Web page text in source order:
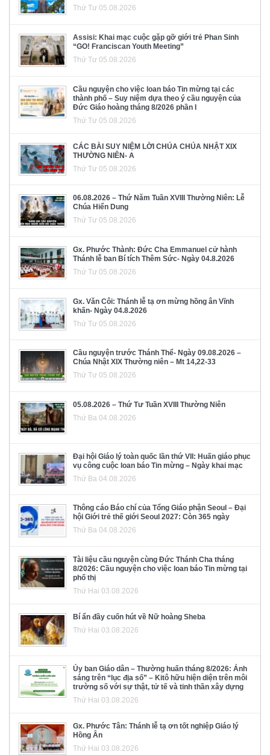
Thứ Tư 05.08.2026
Assisi: Khai mạc cuộc gặp gỡ giới trẻ Phan Sinh
“GO! Franciscan Youth Meeting”
Thứ Tư 05.08.2026
Cầu nguyện cho việc loan báo Tin mừng tại các
thành phố – Suy niệm dựa theo ý cầu nguyện của
Đức Giáo hoàng tháng 8/2026 phần I
Thứ Tư 05.08.2026
CÁC BÀI SUY NIỆM LỜI CHÚA CHÚA NHẬT XIX
THƯỜNG NIÊN- A
Thứ Tư 05.08.2026
06.08.2026 – Thứ Năm Tuần XVIII Thường Niên: Lễ
Chúa Hiển Dung
Thứ Tư 05.08.2026
Gx. Phước Thành: Đức Cha Emmanuel cử hành
Thánh lễ ban Bí tích Thêm Sức- Ngày 04.8.2026
Thứ Tư 05.08.2026
Gx. Văn Côi: Thánh lễ tạ ơn mừng hồng ân Vĩnh
khấn- Ngày 04.8.2026
Thứ Tư 05.08.2026
Cầu nguyện trước Thánh Thể- Ngày 09.08.2026 –
Chúa Nhật XIX Thường niên – Mt 14,22-33
Thứ Tư 05.08.2026
05.08.2026 – Thứ Tư Tuần XVIII Thường Niên
Thứ Ba 04.08.2026
Đại hội Giáo lý toàn quốc lần thứ VII: Huấn giáo phục
vụ công cuộc loan báo Tin mừng – Ngày khai mạc
Thứ Ba 04.08.2026
Thông cáo Báo chí của Tổng Giáo phận Seoul – Đại
hội Giới trẻ thế giới Seoul 2027: Còn 365 ngày
Thứ Ba 04.08.2026
Tài liệu cầu nguyện cùng Đức Thánh Cha tháng
8/2026: Cầu nguyện cho việc loan báo Tin mừng tại
phố thị
Thứ Hai 03.08.2026
Bí ẩn đầy cuốn hút về Nữ hoàng Sheba
Thứ Hai 03.08.2026
Ủy ban Giáo dân – Thường huấn tháng 8/2026: Ánh
sáng trên “lục địa số” – Kitô hữu hiện diện trên môi
trường số với sự thật, tử tế và tinh thần xây dựng
Thứ Hai 03.08.2026
Gx. Phước Tân: Thánh lễ tạ ơn tốt nghiệp Giáo lý
Hồng Ân
Thứ Hai 03.08.2026